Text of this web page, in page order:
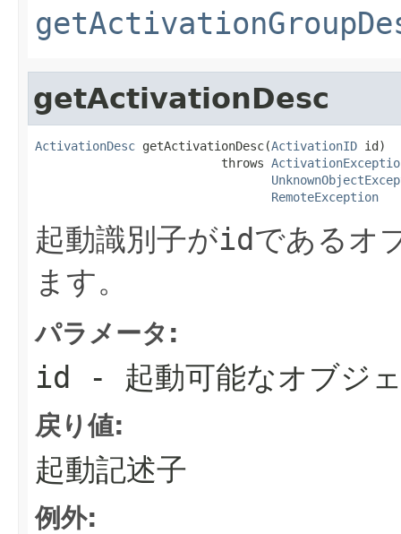
getActivationDesc
ActivationDesc getActivationDesc(ActivationID id)
                          throws
RemoteException
起動識別子がidであるオ
ます。
パラメータ:
id - 起動可能なオブジ
戻り値:
起動記述子
例外: